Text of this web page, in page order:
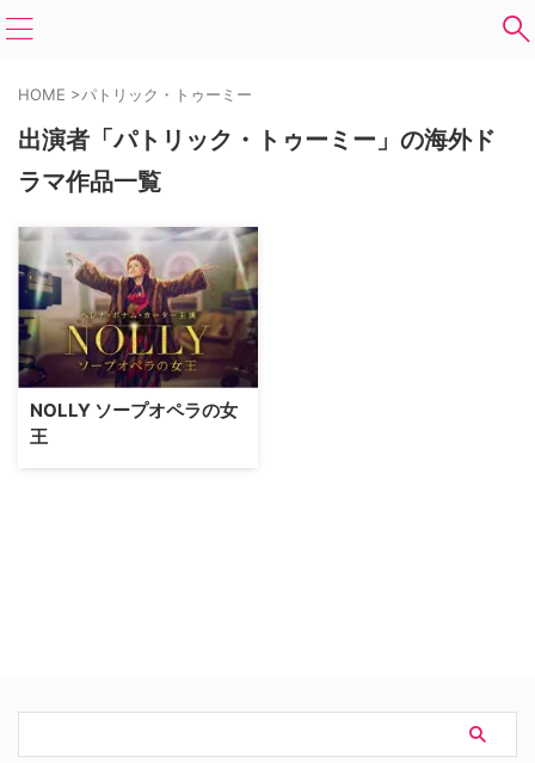
HOME >パトリック・トゥーミー
出演者「パトリック・トゥーミー」の海外ド
ラマ作品一覧
NOLLY ソープオペラの女
王